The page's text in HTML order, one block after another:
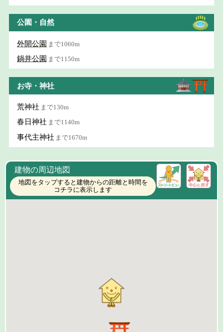
公園・自然
外開公園 まで1060m
鍋井公園 まで1150m
お寺・神社
荒神社 まで130m
春日神社 まで1140m
事代主神社 まで1670m
建物の周辺地図
地図をタップすると建物からの距離と時間を
コチラに表示します